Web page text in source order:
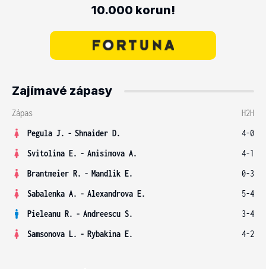
10.000 korun!
Zajímavé zápasy
Zápas
H2H
Pegula J. - Shnaider D.
4-0
Svitolina E. - Anisimova A.
4-1
Brantmeier R. - Mandlik E.
0-3
Sabalenka A. - Alexandrova E.
5-4
Pieleanu R. - Andreescu S.
3-4
Samsonova L. - Rybakina E. 4-2